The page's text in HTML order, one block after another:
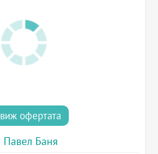
виж офертата
Павел Баня